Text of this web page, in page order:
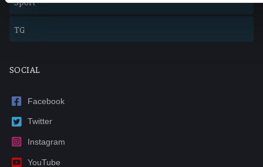
TG
SOCIAL
Facebook
Twitter
Instagram
YouTube